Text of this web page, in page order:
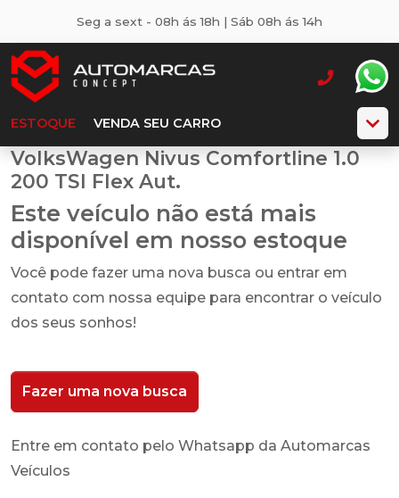
Seg a sext - 08h ás 18h | Sáb 08h ás 14h
ESTOQUE VENDA SEU CARRO
VolksWagen Nivus Comfortline 1.0
200 TSI Flex Aut.
Este veículo não está mais
disponível em nosso estoque
Você pode fazer uma nova busca ou entrar em
contato com nossa equipe para encontrar o veículo
dos seus sonhos!
Fazer uma nova busca
Entre em contato pelo Whatsapp da Automarcas
Veículos